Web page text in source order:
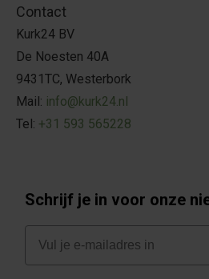
Contact
Kurk24 BV
De Noesten 40A
9431TC, Westerbork
Mail: info@kurk24.nl
Tel: +31 593 565228
Schrijf je in voor onze
E-mail